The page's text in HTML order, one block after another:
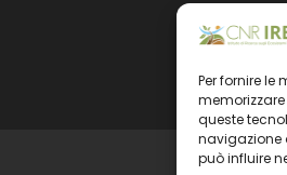
Per fornire le
queste
navigazione
può influire